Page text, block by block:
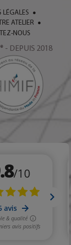
LÉGALES
ATELIER
NOUS
- DEPUIS 2018